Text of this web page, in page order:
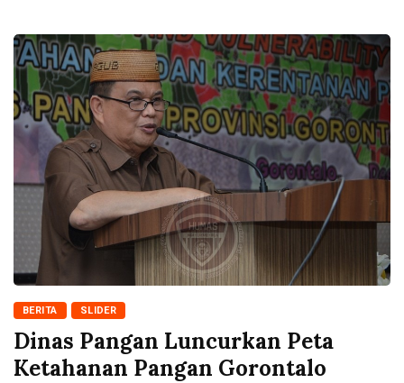
BERITA SLIDER
Dinas Pangan Luncurkan Peta
Ketahanan Pangan Gorontalo